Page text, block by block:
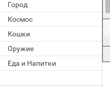
Город
Космос
Кошки
Оружие
Еда и Напитки